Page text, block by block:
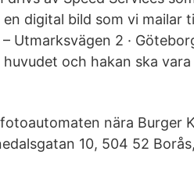
digital bild som vi mailar
Utmarksvägen 2 ·
och hakan ska vara
nära Burger
10, 504 52